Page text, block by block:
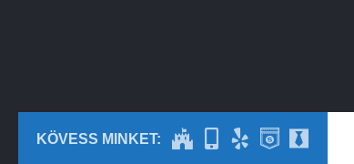
KÖVESS MINKET: